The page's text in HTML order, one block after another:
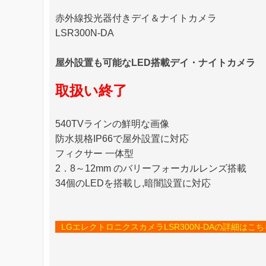
赤外線投光器付きデイ＆ナイトカメラ
LSR300N-DA
屋外設置も可能なLED搭載デイ・ナイトカメラ
取扱い終了
540TVラインの鮮明な画像
防水規格IP66で屋外設置に対応
フィクサー 一体型
2．8～12mm のバリーフォーカルレンズ搭載
34個のLEDを搭載し,暗闇設置に対応
LGエレクトロニクスカメラLSR300N-DAの詳細はこ